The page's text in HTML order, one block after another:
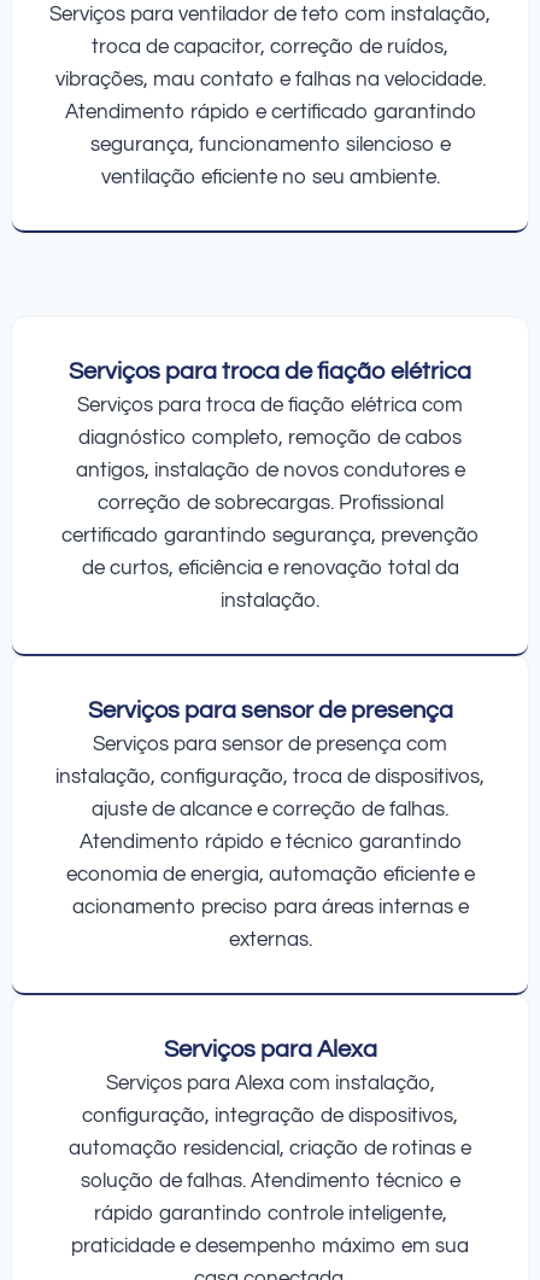
Serviços para ventilador de teto com instalação,
troca de capacitor, correção de ruídos,
vibrações, mau contato e falhas na velocidade.
Atendimento rápido e certificado garantindo
segurança, funcionamento silencioso e
ventilação eficiente no seu ambiente.
Serviços para troca de fiação elétrica
Serviços para troca de fiação elétrica com
diagnóstico completo, remoção de cabos
antigos, instalação de novos condutores e
correção de sobrecargas. Profissional
certificado garantindo segurança, prevenção
de curtos, eficiência e renovação total da
instalação.
Serviços para sensor de presença
Serviços para sensor de presença com
instalação, configuração, troca de dispositivos,
ajuste de alcance e correção de falhas.
Atendimento rápido e técnico garantindo
economia de energia, automação eficiente e
acionamento preciso para áreas internas e
externas.
Serviços para Alexa
Serviços para Alexa com instalação,
configuração, integração de dispositivos,
automação residencial, criação de rotinas e
solução de falhas. Atendimento técnico e
rápido garantindo controle inteligente,
praticidade e desempenho máximo em sua